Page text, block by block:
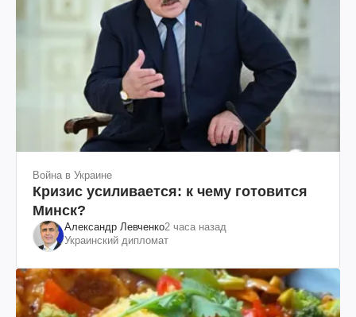
Война в Украине
Кризис усиливается: к чему готовится
Минск?
Александр Левченко2 часа назад
Украинский дипломат